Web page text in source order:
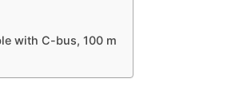
with C-bus, 100 m